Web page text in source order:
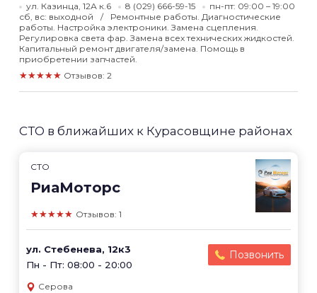
ул. Казинца, 12А к.6 8 (029) 666-59-15
пн-пт: 09:00 – 19:00
сб, вс: выходной
Ремонтные работы. Диагностические
работы. Настройка электроники. Замена сцепления.
Регулировка света фар. Замена всех технических жидкостей.
Капитальный ремонт двигателя/замена. Помощь в
приобретении запчастей.
★★★★★ Отзывов: 2
СТО в ближайших к Курасовщине районах
СТО
РиаМоторс
★★★★★ Отзывов: 1
ул. Стебенева, 12к3
Пн - Пт: 08:00 - 20:00
Позвонить
Серова